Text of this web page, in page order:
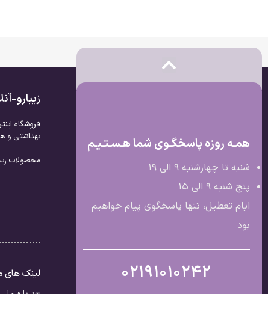
همـه روزه پاسخگـوی شما هـسـتـیـم
شنبه تا چهارشنبه 9 الی ۱۹
پنج شنبه 9 الی ۱۵
ایام تعطیل، تنها پاسخگوی پیام خواهیم
بود
02191010242
زیبارو-
فروشگاه
بهداشتی و
محصولات
لینک های
درباره ما